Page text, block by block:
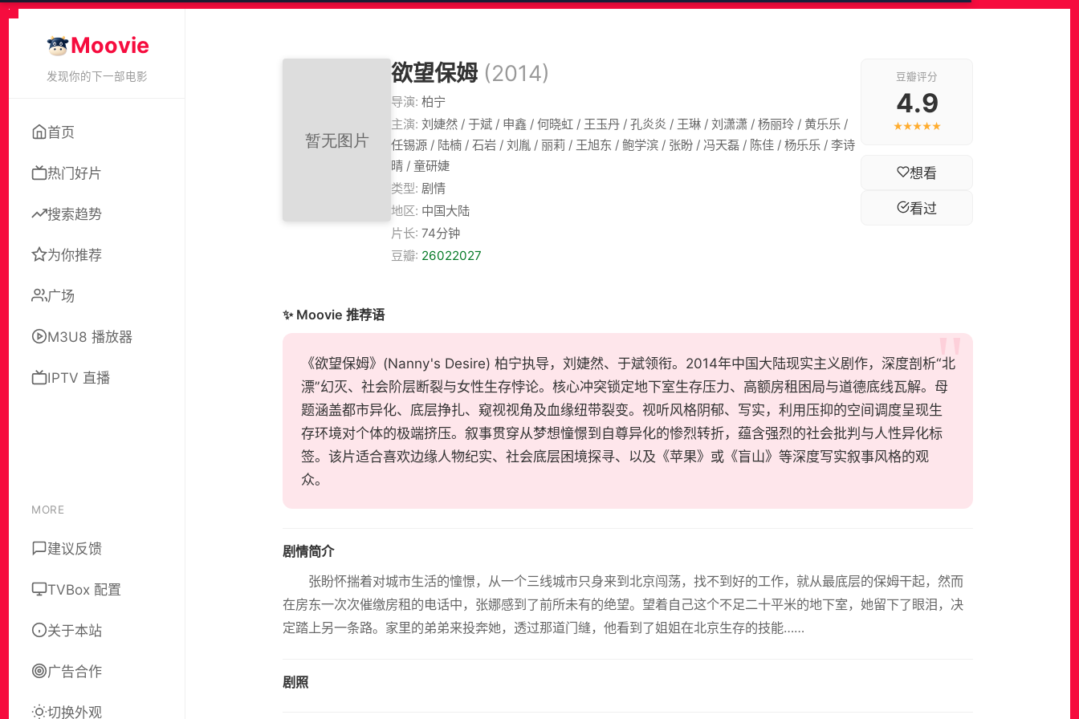
Moovie
发现你的下一部电影
首页
热门好片
搜索趋势
为你推荐
广场
M3U8 播放器
IPTV 直播
MORE
建议反馈
TVBox 配置
关于本站
广告合作
切换外观
欲望保姆 (2014)
导演: 柏宁
主演: 刘婕然 / 于斌 / 申鑫 / 何晓虹 / 王玉丹 / 孔炎炎 / 王琳 / 刘潇潇 / 杨丽玲 / 黄乐乐 /
任锡源 / 陆楠 / 石岩 / 刘胤 / 丽莉 / 王旭东 / 鲍学滨 / 张盼 / 冯天磊 / 陈佳 / 杨乐乐 / 李诗
晴 / 童研婕
类型: 剧情
地区: 中国大陆
片长: 74分钟
豆瓣: 26022027
豆瓣评分
4.9
★★★★★
想看
看过
✨ Moovie 推荐语
《欲望保姆》(Nanny's Desire) 柏宁执导，刘婕然、于斌领衔。2014年中国大陆现实主义剧作，深度剖析“北
漂”幻灭、社会阶层断裂与女性生存悖论。核心冲突锁定地下室生存压力、高额房租困局与道德底线瓦解。母
题涵盖都市异化、底层挣扎、窥视视角及血缘纽带裂变。视听风格阴郁、写实，利用压抑的空间调度呈现生
存环境对个体的极端挤压。叙事贯穿从梦想憧憬到自尊异化的惨烈转折，蕴含强烈的社会批判与人性异化标
签。该片适合喜欢边缘人物纪实、社会底层困境探寻、以及《苹果》或《盲山》等深度写实叙事风格的观
众。
剧情简介
张盼怀揣着对城市生活的憧憬，从一个三线城市只身来到北京闯荡，找不到好的工作，就从最底层的保姆干起，然而
在房东一次次催缴房租的电话中，张娜感到了前所未有的绝望。望着自己这个不足二十平米的地下室，她留下了眼泪，决
定踏上另一条路。家里的弟弟来投奔她，透过那道门缝，他看到了姐姐在北京生存的技能……
剧照